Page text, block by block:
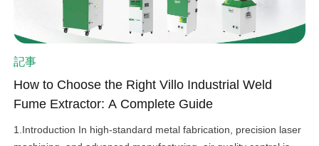
記事
How to Choose the Right Villo Industrial Weld
Fume Extractor: A Complete Guide
1.Introduction In high-standard metal fabrication, precision laser